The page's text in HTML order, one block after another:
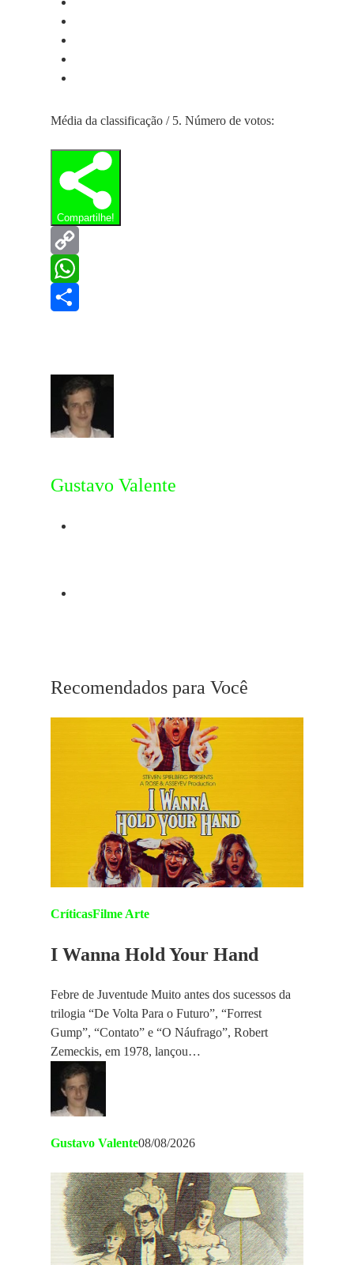
Média da classificação / 5. Número de votos:
Compartilhe!
Copy
Link
WhatsApp
Gustavo Valente
Recomendados para Você
CríticasFilme Arte
I Wanna Hold Your Hand
Febre de Juventude Muito antes dos sucessos da
trilogia “De Volta Para o Futuro”, “Forrest
Gump”, “Contato” e “O Náufrago”, Robert
Zemeckis, em 1978, lançou…
Gustavo Valente08/08/2026